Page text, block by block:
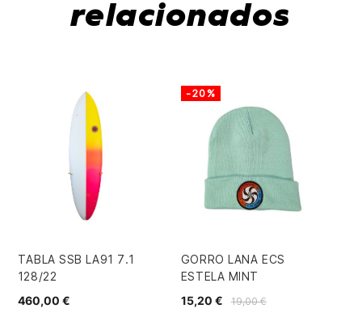
relacionados
TABLA SSB LA91 7.1
128/22
460,00 €
GORRO LANA ECS
ESTELA MINT
19,00 €
15,20 €
-20%